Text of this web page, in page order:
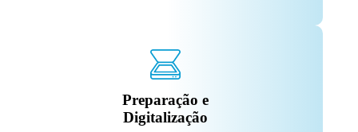
Preparação e
Digitalização